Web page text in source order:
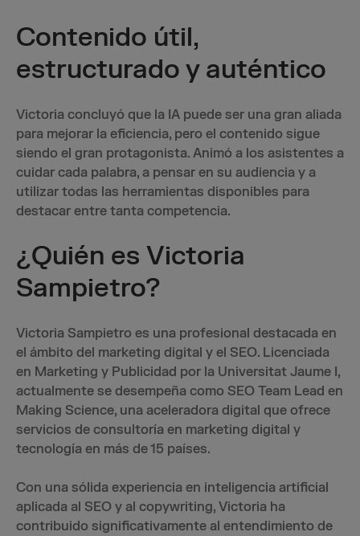
Contenido útil,
estructurado y auténtico
Victoria concluyó que la IA puede ser una gran aliada
para mejorar la eficiencia, pero el contenido sigue
siendo el gran protagonista. Animó a los asistentes a
cuidar cada palabra, a pensar en su audiencia y a
utilizar todas las herramientas disponibles para
destacar entre tanta competencia.
¿Quién es Victoria
Sampietro?
Victoria Sampietro es una profesional destacada en
el ámbito del marketing digital y el SEO. Licenciada
en Marketing y Publicidad por la Universitat Jaume I,
actualmente se desempeña como SEO Team Lead en
Making Science, una aceleradora digital que ofrece
servicios de consultoría en marketing digital y
tecnología en más de 15 países.
Con una sólida experiencia en inteligencia artificial
aplicada al SEO y al copywriting, Victoria ha
contribuido significativamente al entendimiento de